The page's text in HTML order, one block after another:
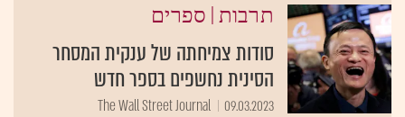
תרבות | ספרים
סודות צמיחתה של ענקית המסחר
הסינית נחשפים בספר חדש
09.03.2023
The Wall Street Journal